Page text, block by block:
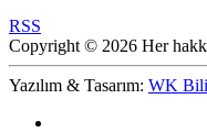
RSS
Copyright © 2026 Her hakkı
Yazılım & Tasarım: WK